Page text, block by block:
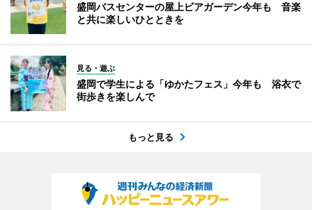
盛岡バスセンターの屋上ビアガーデン今年も 音楽
と共に楽しいひとときを
見る・遊ぶ
盛岡で学生による「ゆかたフェス」今年も 浴衣で
街歩きを楽しんで
もっと見る